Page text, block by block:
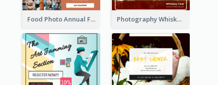
Food Photo Annual Food Fair Invitation Facebook Post Photography Whiskey Day Facebook Post With Details